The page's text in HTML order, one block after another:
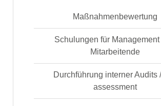
Maßnahmenbewertung
Schulungen für Management
Mitarbeitende
Durchführung interner Audits
assessment